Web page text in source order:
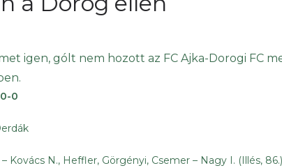
igen, gólt nem hozott az FC Ajka-Dorogi FC
0
Kovács N., Heffler, Görgényi, Csemer – Nagy I. (Illés,